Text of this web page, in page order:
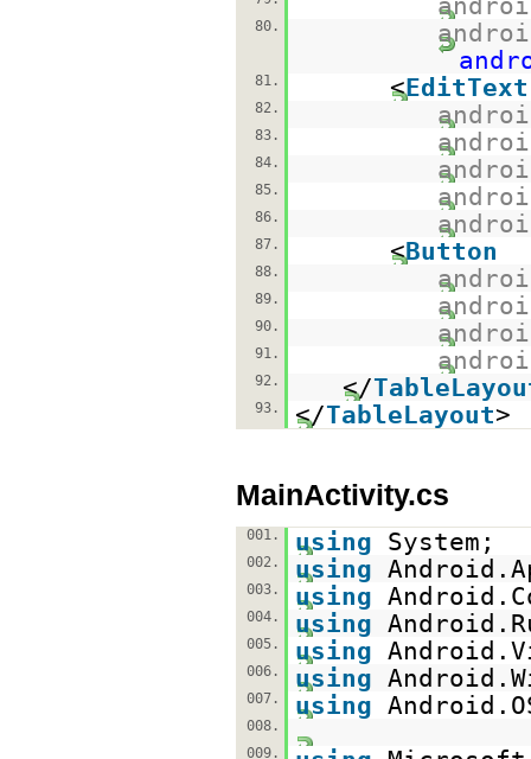
80.
81. <EditText
82.
83.
84.
85.
86.
87. <Button
88.
89.
90.
91.
92. </
93. </TableLayout>
MainActivity.cs
001. using System;
002. using
003. using
004. using
005. using
006. using
007. using
008.
009.